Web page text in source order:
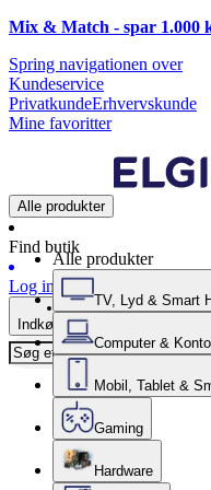
Mix & Match - spar 1.000
Spring navigationen over
Kundeservice
PrivatkundeErhvervskunde
Mine favoritter
Alle produkter
Find butik
Log ind
Indkøbskurv
Alle produkter
TV, Lyd & Smart
Computer &
Mobil, Tablet &
Gaming
Hardware